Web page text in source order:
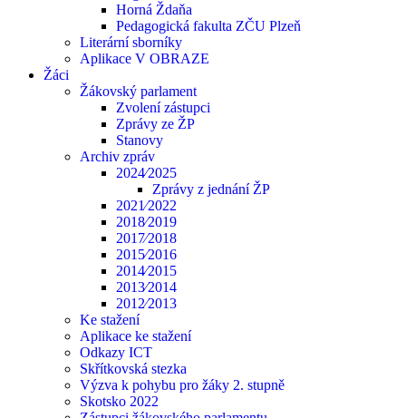
Horná Ždaňa
Pedagogická fakulta ZČU Plzeň
Literární sborníky
Aplikace V OBRAZE
Žáci
Žákovský parlament
Zvolení zástupci
Zprávy ze ŽP
Stanovy
Archiv zpráv
2024⁄2025
Zprávy z jednání ŽP
2021⁄2022
2018⁄2019
2017⁄2018
2015⁄2016
2014⁄2015
2013⁄2014
2012⁄2013
Ke stažení
Aplikace ke stažení
Odkazy ICT
Skřítkovská stezka
Výzva k pohybu pro žáky 2. stupně
Skotsko 2022